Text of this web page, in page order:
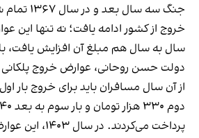
جنگ سه سال
خروج از کشور ادامه یافت؛ نه تنها این
دولت حسن روحانی، عوارض خروج